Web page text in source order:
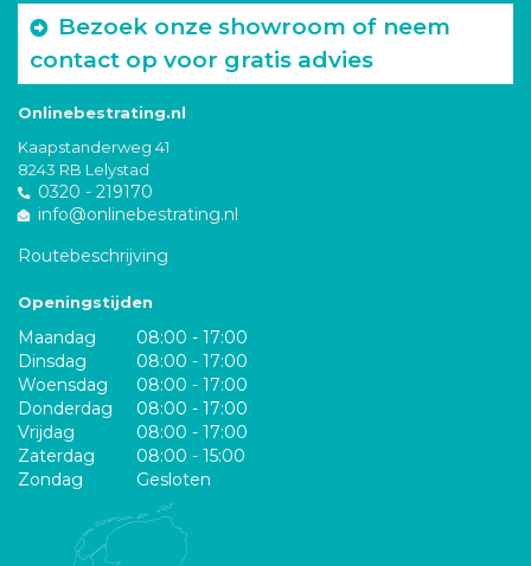
Bezoek onze showroom of neem
contact op voor gratis advies
Onlinebestrating.nl
Kaapstanderweg 41
8243 RB Lelystad
0320 - 219170
info@onlinebestrating.nl
Routebeschrijving
Openingstijden
Maandag
08:00 - 17:00
Dinsdag
08:00 - 17:00
Woensdag
08:00 - 17:00
Donderdag
08:00 - 17:00
Vrijdag
08:00 - 17:00
Zaterdag
08:00 - 15:00
Zondag
Gesloten